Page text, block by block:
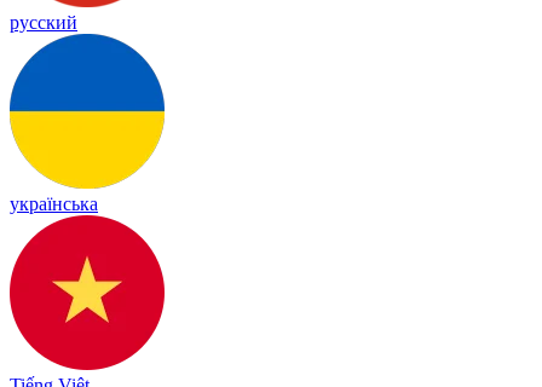
русский
українська